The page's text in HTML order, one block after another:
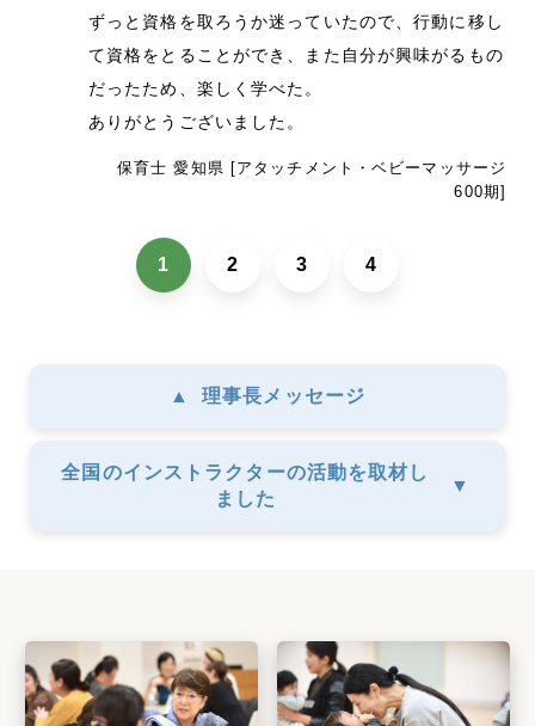
ずっと資格を取ろうか迷っていたので、行動に移し
て資格をとることができ、また自分が興味がるもの
だったため、楽しく学べた。
ありがとうございました。
保育士 愛知県 [アタッチメント・ベビーマッサージ
600期]
1 2 3 4
▲ 理事長メッセージ
全国のインストラクターの活動を取材し
ました
▼